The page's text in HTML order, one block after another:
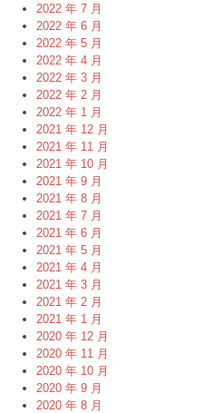
2022 年 7 月
2022 年 6 月
2022 年 5 月
2022 年 4 月
2022 年 3 月
2022 年 2 月
2022 年 1 月
2021 年 12 月
2021 年 11 月
2021 年 10 月
2021 年 9 月
2021 年 8 月
2021 年 7 月
2021 年 6 月
2021 年 5 月
2021 年 4 月
2021 年 3 月
2021 年 2 月
2021 年 1 月
2020 年 12 月
2020 年 11 月
2020 年 10 月
2020 年 9 月
2020 年 8 月